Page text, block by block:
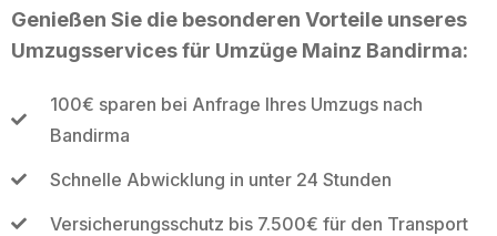
Genießen Sie die besonderen Vorteile unseres
Umzugsservices für Umzüge Mainz Bandirma:
100€ sparen bei Anfrage Ihres Umzugs nach
Bandirma
Schnelle Abwicklung in unter 24 Stunden
Versicherungsschutz bis 7.500€ für den Transport